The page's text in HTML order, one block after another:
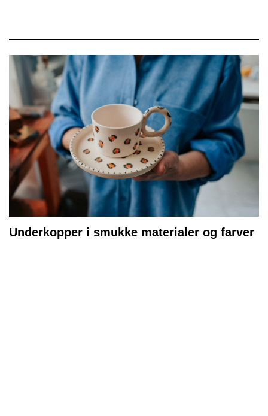
Underkopper i smukke materialer og farver